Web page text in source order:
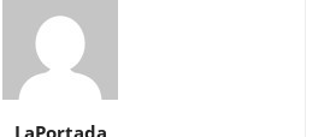
LaPortada